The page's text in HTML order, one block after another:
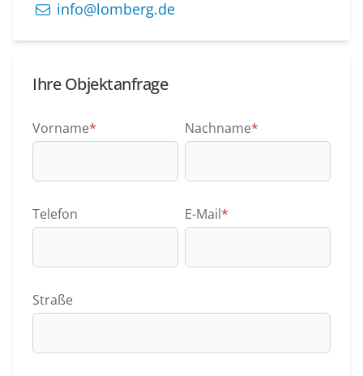
info@lomberg.de
Ihre Objektanfrage
Vorname* Nachname*
Telefon E-Mail*
Straße